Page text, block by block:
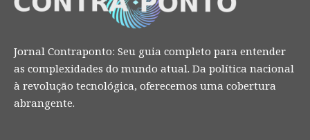
Jornal Contraponto: Seu guia completo para entender
as complexidades do mundo atual. Da política nacional
à revolução tecnológica, oferecemos uma cobertura
abrangente.